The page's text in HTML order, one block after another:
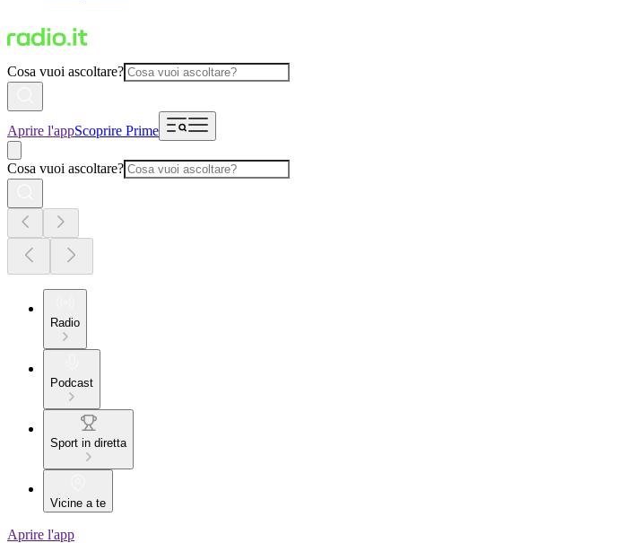
Cosa vuoi ascoltare?
Aprire l'appScoprire Prime
Cosa vuoi ascoltare?
Radio
Podcast
Sport in diretta
Vicine a te
Aprire l'app